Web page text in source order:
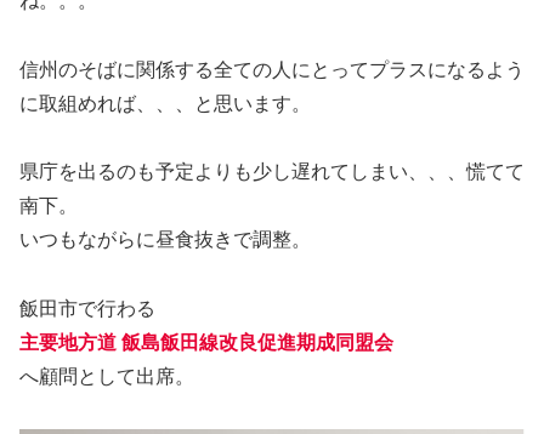
信州のそばに関係する全ての人にとってプラスになるよう
に取組めれば、、、と思います。
県庁を出るのも予定よりも少し遅れてしまい、、、慌てて
南下。
いつもながらに昼食抜きで調整。
飯田市で行わる
主要地方道 飯島飯田線改良促進期成同盟会
へ顧問として出席。